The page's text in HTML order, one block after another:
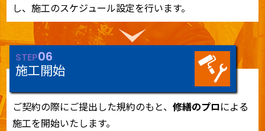
し、施工のスケジュール設定を行います。
STEP06
施工開始
ご契約の際にご提出した規約のもと、修繕のプロによる
施工を開始いたします。